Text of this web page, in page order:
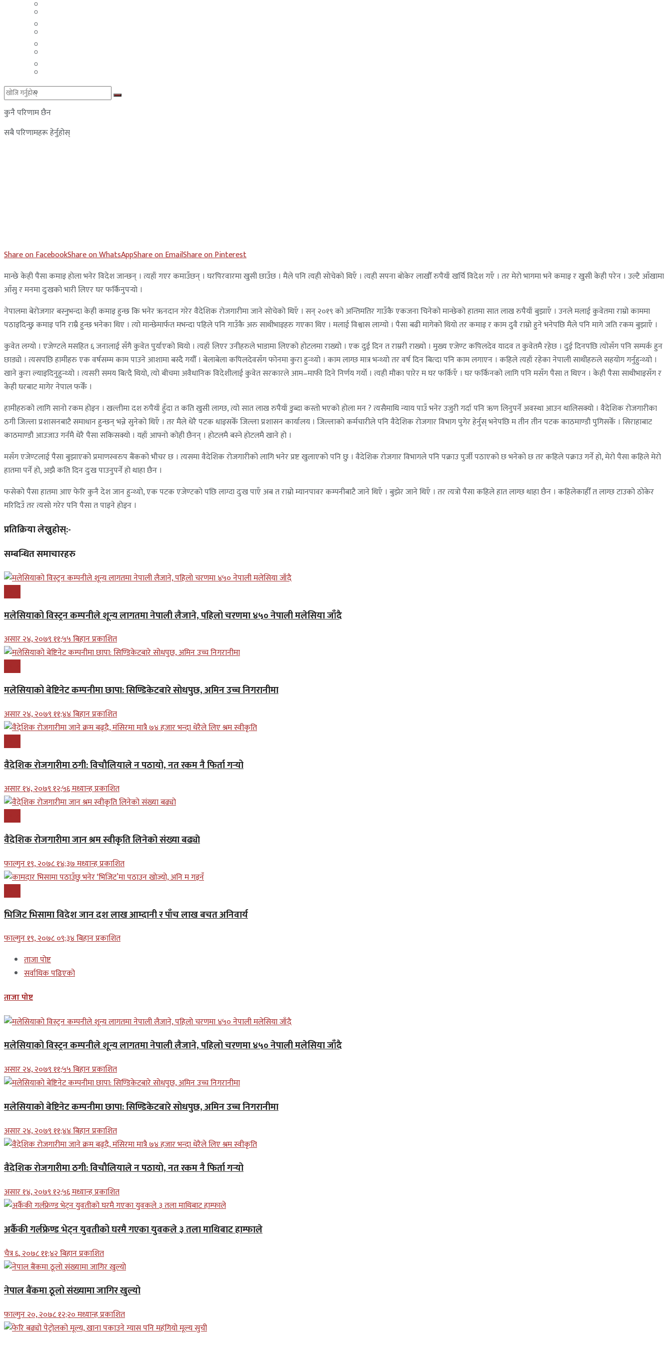
कुनै परिणाम छैन
सबै परिणामहरू हेर्नुहोस्
Share on FacebookShare on WhatsAppShare on EmailShare on Pinterest
मान्छे केही पैसा कमाइ हाेला भनेर विदेश जान्छन् । त्यहाँ गएर कमाउँछन् । घरपिरवारमा खुसी छाउँछ । मैले पनि त्यही साेचेकाे थिएँ । त्यही सपना बाेकेर लाखौँ रुपैयाँ खर्चि विदेश गएँ । तर मेराे भागमा भने कमाइ र खुसी केही परेन । उल्टै आँखामा
आँसु र मनमा दुःखकाे भारी लिएर घर फर्किनुपर्‍याे ।
नेपालमा बेरोजगार बस्नुभन्दा केही कमाइ हुन्छ कि भनेर ऋनदान गरेर वैदेशिक रोजगारीमा जाने सोचेको थिएँ । सन् २०१९ को अन्तिमतिर गाउँकै एकजना चिनेको मान्छेको हातमा सात लाख रुपैयाँ बुझाएँ । उनले मलाई कुवेतमा राम्रो काममा
पठाइदिन्छु कमाइ पनि राम्रै हुन्छ भनेका थिए । त्यो मान्छेमार्फत मभन्दा पहिले पनि गाउँकै अरु साथीभाइहरु गएका थिए । मलाई विश्वास लाग्यो । पैसा बढी मागेको थियो तर कमाइ र काम दुवै राम्रो हुने भनेपछि मैले पनि मागे जति रकम बुझाएँ ।
कुवेत लग्यो । एजेण्टले मसहित ६ जनालाई सँगै कुवेत पुर्याएको थियो । त्यहाँ लिएर उनीहरुले भाडामा लिएको होटलमा राख्यो । एक दुई दिन त राम्ररी राख्यो । मुख्य एजेण्ट कपिलदेव यादव त कुवेतमै रहेछ । दुई दिनपछि त्योसँग पनि सम्पर्क हुन
छाड्यो । त्यसपछि हामीहरु एक वर्षसम्म काम पाउने आशामा बस्दै गयौँ । बेलाबेला कपिलदेवसँग फोनमा कुरा हुन्थ्यो । काम लाग्छ मात्र भन्थ्यो तर वर्ष दिन बित्दा पनि काम लगाएन । कहिले त्यहाँ रहेका नेपाली साथीहरुले सहयोग गर्नुहुन्थ्यो ।
खाने कुरा ल्याइदिनुहुन्थ्यो । त्यसरी समय बित्दै थियो, त्यो बीचमा अवैधानिक विदेशीलाई कुवेत सरकारले आम–माफी दिने निर्णय गर्यो । त्यही मौका पारेर म घर फर्किएँ । घर फर्किनको लागि पनि मसँग पैसा त थिएन । केही पैसा साथीभाइसँग र
केही घरबाट मागेर नेपाल फर्केँ ।
हामीहरुको लागि सानो रकम होइन । खल्तीमा दश रुपैयाँ हुँदा त कति खुसी लाग्छ, त्यो सात लाख रुपैयाँ डुब्दा कस्तो भएको होला मन ? त्यसैमाथि न्याय पाउँ भनेर उजुरी गर्दा पनि ऋण लिनुपर्ने अवस्था आउन थालिसक्यो । वैदेशिक रोजगारीका
ठगी जिल्ला प्रशासनबाटै समाधान हुन्छन् भन्ने सुनेको थिएँ । तर मैले धेरै पटक धाइसकेँ जिल्ला प्रशासन कार्यालय । जिल्लाको कर्मचारीले पनि वैदेशिक रोजगार विभाग पुगेर हेर्नुस् भनेपछि म तीन तीन पटक काठमाण्डौ पुगिसकेँ । सिराहाबाट
काठमाण्डौ आउजाउ गर्नमै धेरै पैसा सकिसक्यो । यहाँ आफ्नो कोही छैनन् । होटलमै बस्ने होटलमै खाने हो ।
मसँग एजेण्टलाई पैसा बुझाएको प्रमाणस्वरुप बैंकको भौचर छ । त्यसमा वैदेशिक रोजगारीको लागि भनेर प्रष्ट खुलाएको पनि छु । वैदेशिक रोजगार विभागले पनि पक्राउ पुर्जी पठाएको छ भनेको छ तर कहिले पक्राउ गर्ने हो, मेरो पैसा कहिले मेरो
हातमा पर्ने हो, अझै कति दिन दुःख पाउनुपर्ने हो थाहा छैन ।
फसेको पैसा हातमा आए फेरि कुनै देश जान हुन्थ्यो, एक पटक एजेण्टको पछि लाग्दा दुःख पाएँ अब त राम्रो म्यानपावर कम्पनीबाटै जाने थिएँ । बुझेर जाने थिएँ । तर त्यत्रो पैसा कहिले हात लाग्छ थाहा छैन । कहिलेकाहीँ त लाग्छ टाउको ठोकेर
मरिदिउँ तर त्यसो गरेर पनि पैसा त पाइने होइन ।
प्रतिक्रिया लेख्नुहोस्:-
सम्बन्धित समाचारहरु
मलेसियाको विस्ट्रन कम्पनीले शून्य लागतमा नेपाली लैजाने, पहिलो चरणमा ४५० नेपाली मलेसिया जाँदै
असार २४, २०७९ ११;५५ बिहान प्रकाशित
मलेसियाको बेष्टिनेट कम्पनीमा छापा: सिण्डिकेटबारे सोधपुछ, अमिन उच्च निगरानीमा
असार २४, २०७९ ११;४४ बिहान प्रकाशित
वैदेशिक रोजगारीमा ठगी: विचौलियाले न पठायो, नत रकम नै फिर्ता गर्‍यो
असार १४, २०७९ १२;५६ मध्यान्ह प्रकाशित
वैदेशिक रोजगारीमा जान श्रम स्वीकृति लिनेको संख्या बढ्याे
फाल्गुन १९, २०७८ १४;३७ मध्यान्ह प्रकाशित
भिजिट भिसामा विदेश जान दश लाख आम्दानी र पाँच लाख बचत अनिवार्य
फाल्गुन १९, २०७८ ०९;३४ बिहान प्रकाशित
ताजा पोष्ट
सर्वाधिक पढिएको
ताजा पोष्ट
मलेसियाको विस्ट्रन कम्पनीले शून्य लागतमा नेपाली लैजाने, पहिलो चरणमा ४५० नेपाली मलेसिया जाँदै
असार २४, २०७९ ११;५५ बिहान प्रकाशित
मलेसियाको बेष्टिनेट कम्पनीमा छापा: सिण्डिकेटबारे सोधपुछ, अमिन उच्च निगरानीमा
असार २४, २०७९ ११;४४ बिहान प्रकाशित
वैदेशिक रोजगारीमा ठगी: विचौलियाले न पठायो, नत रकम नै फिर्ता गर्‍यो
असार १४, २०७९ १२;५६ मध्यान्ह प्रकाशित
अर्कैकी गर्लफ्रेण्ड भेट्न युवतीको घरमै गएका युवकले ३ तला माथिबाट हाम्फाले
चैत्र ६, २०७८ ११;४२ बिहान प्रकाशित
नेपाल बैंकमा ठूलो संख्यामा जागिर खुल्यो
फाल्गुन २०, २०७८ १२;२० मध्यान्ह प्रकाशित